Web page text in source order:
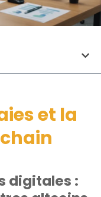
et la
digitales :